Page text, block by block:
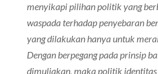
menyikapi pilihan politik yang
waspada terhadap penyebaran
yang dilakukan hanya untuk
Dengan berpegang pada prinsip
dimuliakan, maka politik